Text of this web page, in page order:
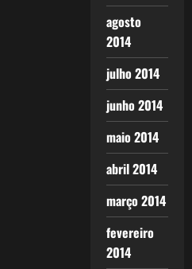
agosto
2014
julho 2014
junho 2014
maio 2014
abril 2014
março 2014
fevereiro
2014